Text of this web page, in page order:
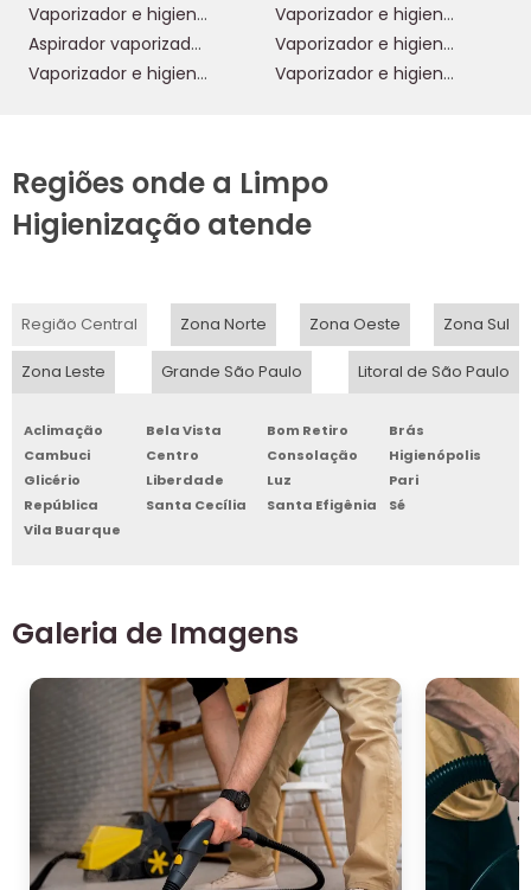
Vaporizador e higienizador portatil
Vaporizador e higienizador profissional
Aspirador vaporizador e higienizador
Vaporizador e higienizador de estofados
Vaporizador e higienizador 220v
Vaporizador e higienizador 1200w
Regiões onde a Limpo
Higienização atende
Região Central Zona Norte Zona Oeste Zona Sul
Zona Leste Grande São Paulo Litoral de São Paulo
Aclimação Bela Vista Bom Retiro
Brás
Cambuci
Centro Consolação
Higienópolis
Glicério
Liberdade Luz
Pari
República
Santa Cecília Santa Efigênia
Sé
Vila Buarque
Galeria de Imagens